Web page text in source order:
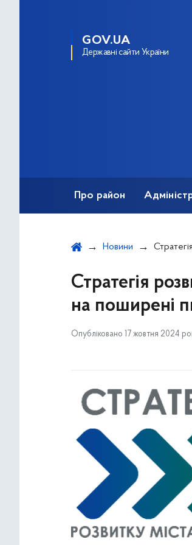
GOV.UA
Державні сайти України
Про район
Новини Стратегія
Стратегія
на поширені
Опубліковано 17 жовтня 2024